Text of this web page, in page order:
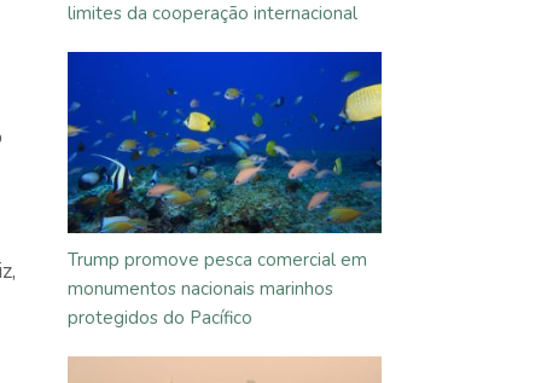
limites da cooperação internacional
Trump promove pesca comercial em
monumentos nacionais marinhos
protegidos do Pacífico